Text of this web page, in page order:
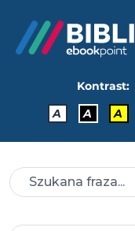
Kontrast:
A
A A